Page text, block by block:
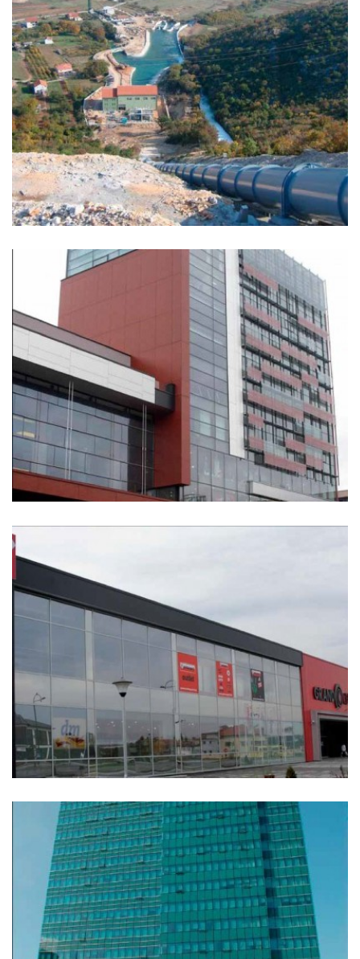
Bosmal City centar Sarajevo, Bosna i Hercegovina
118 metara visine 306 stambenih jedinica 400 par...
Hidroelektrana Mostarsko Blato, Bosna i Hercegovina
Ukupna vrijednost investicije 70 miliona eura 1...
BBI Shopping centar Sarajevo, Bosna i Hercegovina
43.000 kvadratnih metara 464 parking mjesta na ...